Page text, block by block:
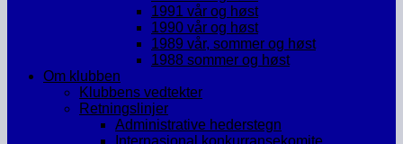
1991 vår og høst
1990 vår og høst
1989 vår, sommer og høst
1988 sommer og høst
Om klubben
Klubbens vedtekter
Retningslinjer
Administrative hederstegn
Internasjonal konkurransekomite